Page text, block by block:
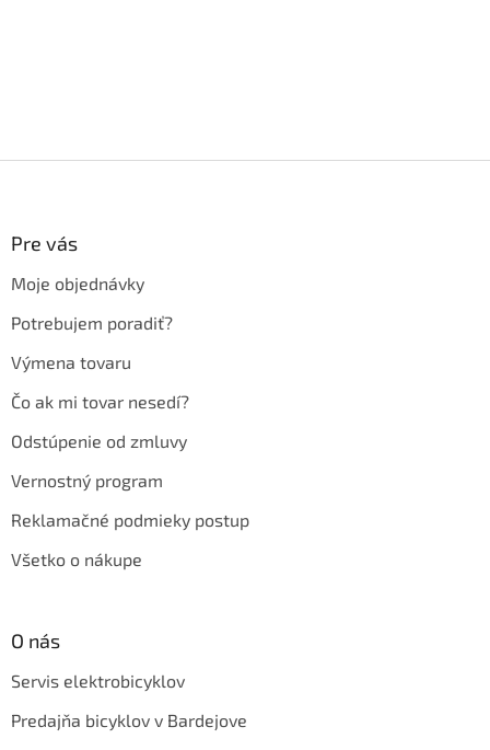
Pre vás
Moje objednávky
Potrebujem poradiť?
Výmena tovaru
Čo ak mi tovar nesedí?
Odstúpenie od zmluvy
Vernostný program
Reklamačné podmieky postup
Všetko o nákupe
O nás
Servis elektrobicyklov
Predajňa bicyklov v Bardejove